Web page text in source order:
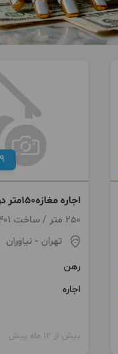
حیاط اختصاصی
250 متر / ساخت 1401
تهران - نیاوران
رهن
اجاره
بیش از 12 ماه پیش